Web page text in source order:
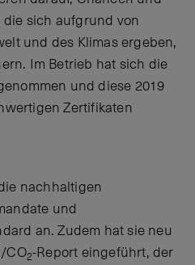
die sich aufgrund von
und des Klimas ergeben,
Im Betrieb hat sich die
und diese 2019
Zertifikaten
nachhaltigen
und
an. Zudem hat sie neu
CO2-Report eingeführt, der